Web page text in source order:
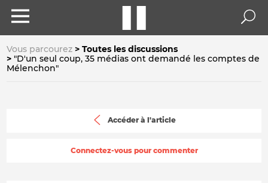
Vous parcourez
Toutes les discussions
"D'un seul coup, 35 médias ont demandé les comptes de
Mélenchon"
Accéder à l'article
Connectez-vous pour commenter